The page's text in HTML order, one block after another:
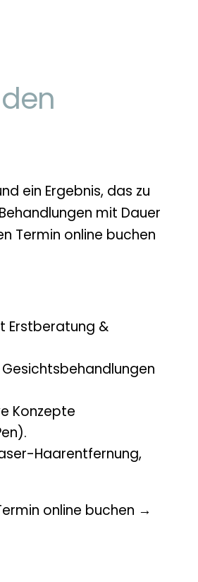
ein Ergebnis, das zu
mit Dauer
Termin online buchen
Erstberatung &
Konzepte
Haarentfernung,
online buchen →